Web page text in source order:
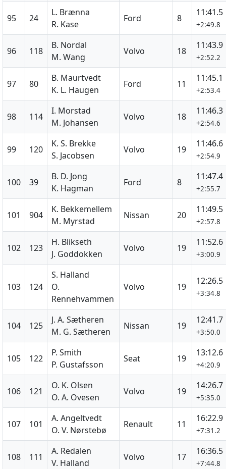
95 24
L. Brænna
R. Kase
Ford 8
11:41.5
+2:49.8
96 118
B. Nordal
M. Wang
Volvo 18
11:43.9
+2:52.2
97 80
B. Maurtvedt
K. L. Haugen
Ford 11
11:45.1
+2:53.4
98 114
I. Morstad
M. Johansen
Volvo 18
11:46.3
+2:54.6
99 120
K. S. Brekke
S. Jacobsen
Volvo 19
11:46.6
+2:54.9
100 39
B. D. Jong
K. Hagman
Ford 8
11:47.4
+2:55.7
101 904
K. Bekkemellem
M. Myrstad
Nissan 20
11:49.5
+2:57.8
102 123
H. Blikseth
J. Goddokken
Volvo 19
11:52.6
+3:00.9
103 124
S. Halland
O.
Rennehvammen
Volvo 19
12:26.5
+3:34.8
104 125
J. A. Sætheren
M. G. Sætheren
Nissan 19
12:41.7
+3:50.0
105 122
P. Smith
P. Gustafsson
Seat 19
13:12.6
+4:20.9
106 121
O. K. Olsen
O. A. Ovesen
Volvo 19
14:26.7
+5:35.0
107 101
A. Angeltvedt
O. V. Nørstebø
Renault 11
16:22.9
+7:31.2
108 111
A. Redalen
V. Halland
Volvo 17
16:36.5
+7:44.8